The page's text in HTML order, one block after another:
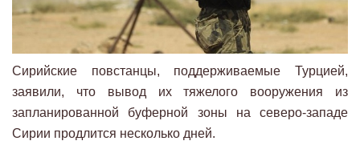
Сирийские повстанцы, поддерживаемые Турцией,
заявили, что вывод их тяжелого вооружения из
запланированной буферной зоны на северо-западе
Сирии продлится несколько дней.